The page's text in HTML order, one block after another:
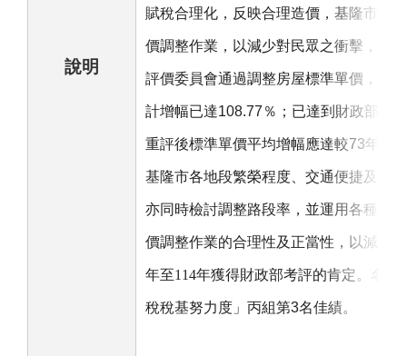
說明
賦稅合理化，反映合理造價，基隆市採
價調整作業，以減少對民眾之衝擊，114
評價委員會通過調整房屋標準單價，
計增幅已達108.77 ％；已達到財政部訂
重評後標準單價平均增幅應達較73年
基隆市各地段繁榮程度、交通便捷及房
亦同時檢討調整路段率，並運用各種宣
價調整作業的合理性及正當性，以減少
年至114年獲得財政部考評的肯定。 名列
稅稅基努力度」丙組第3名佳績。